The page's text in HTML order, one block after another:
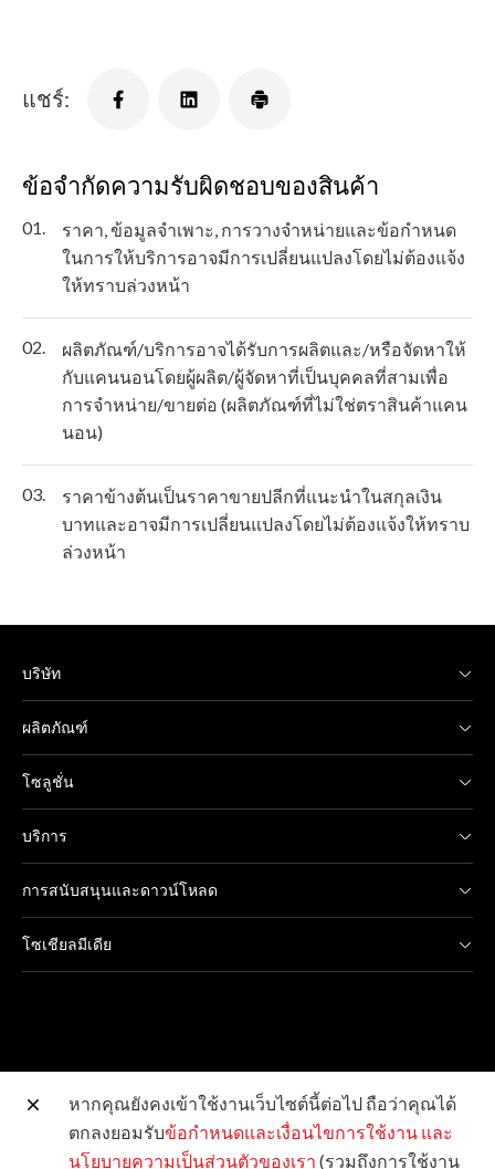
แชร์:
ข้อจำกัดความรับผิดชอบของสินค้า
01.
ราคา, ข้อมูลจำเพาะ, การวางจำหน่ายและข้อกำหนด
ในการให้บริการอาจมีการเปลี่ยนแปลงโดยไม่ต้องแจ้ง
ให้ทราบล่วงหน้า
02.
ผลิตภัณฑ์/บริการอาจได้รับการผลิตและ/หรือจัดหาให้
กับแคนนอนโดยผู้ผลิต/ผู้จัดหาที่เป็นบุคคลที่สามเพื่อ
การจำหน่าย/ขายต่อ (ผลิตภัณฑ์ที่ไม่ใช่ตราสินค้าแคน
นอน)
03.
ราคาข้างต้นเป็นราคาขายปลีกที่แนะนำในสกุลเงิน
บาทและอาจมีการเปลี่ยนแปลงโดยไม่ต้องแจ้งให้ทราบ
ล่วงหน้า
บริษัท
ผลิตภัณฑ์
โซลูชั่น
บริการ
การสนับสนุนและดาวน์โหลด
โซเชียลมีเดีย
เว็บไซต์อื่น ๆ ของแคนนอน
หากคุณยังคงเข้าใช้งานเว็บไซต์นี้ต่อไป ถือว่าคุณได้
ตกลงยอมรับข้อกำหนดและเงื่อนไขการใช้งาน และ
นโยบายความเป็นส่วนตัวของเรา (รวมถึงการใช้งาน